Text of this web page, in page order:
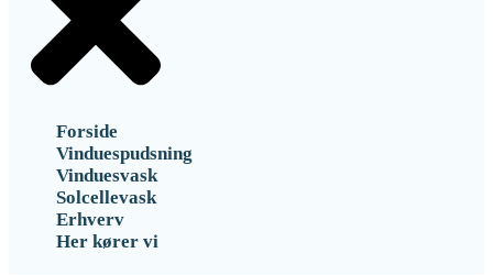
Forside
Vinduespudsning
Vinduesvask
Solcellevask
Erhverv
Her kører vi